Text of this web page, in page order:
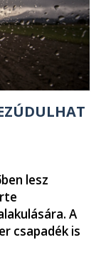
lesz
A
csapadék is